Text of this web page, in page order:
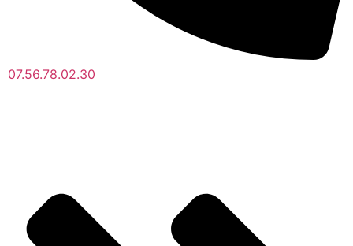
07.56.78.02.30